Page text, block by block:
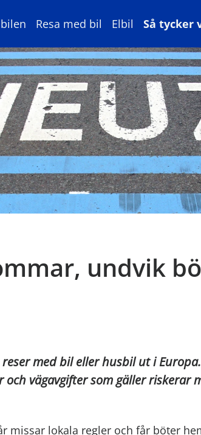
Resa med bil Elbil Så tycker
undvik
med bil eller husbil ut i
vägavgifter som gäller riskerar
missar lokala regler och får böter